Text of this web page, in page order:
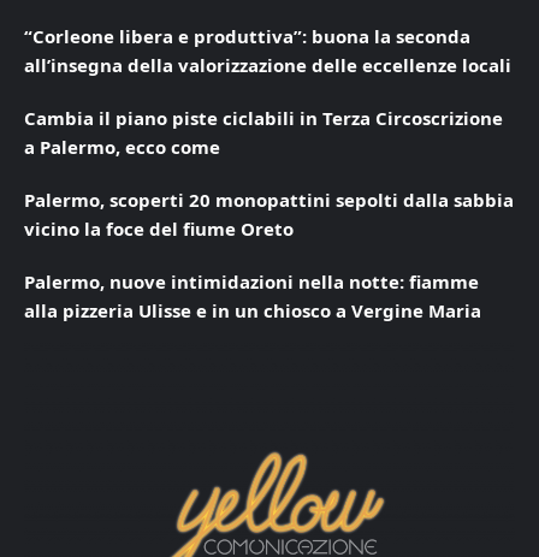
“Corleone libera e produttiva”: buona la seconda
all’insegna della valorizzazione delle eccellenze locali
Cambia il piano piste ciclabili in Terza Circoscrizione
a Palermo, ecco come
Palermo, scoperti 20 monopattini sepolti dalla sabbia
vicino la foce del fiume Oreto
Palermo, nuove intimidazioni nella notte: fiamme
alla pizzeria Ulisse e in un chiosco a Vergine Maria